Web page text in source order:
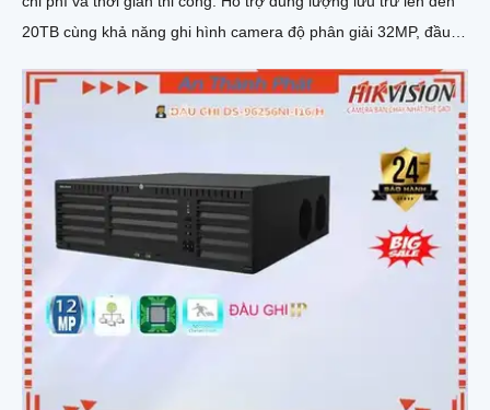
20TB cùng khả năng ghi hình camera độ phân giải 32MP, đầu
vượt trội hiệu suất mạnh mẽ, tính năng linh hoạt và mức giá
cạnh tranh